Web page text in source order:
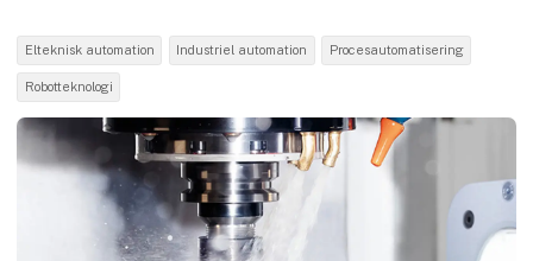
Elteknisk automation Industriel automation Procesautomatisering
Robotteknologi